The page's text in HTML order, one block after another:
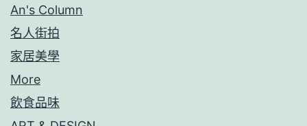
An's Column
名人街拍
家居美學
More
飲食品味